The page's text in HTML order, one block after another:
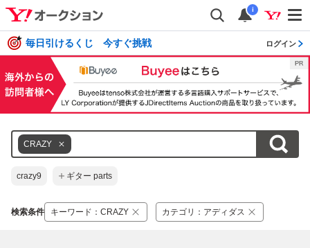
i
毎日引けるくじ 今すぐ挑戦 ログイン
CRAZY
crazy9 ギター parts
検索条件 キーワード ： CRAZY カテゴリ ： アディダス